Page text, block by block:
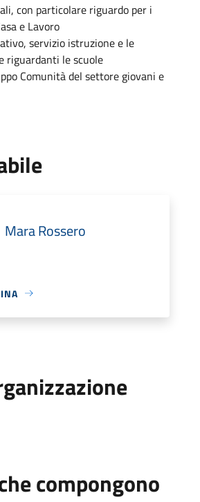
con particolare riguardo per i
e Lavoro
servizio istruzione e le
riguardanti le scuole
Comunità del settore giovani e
Mara Rossero
compongono